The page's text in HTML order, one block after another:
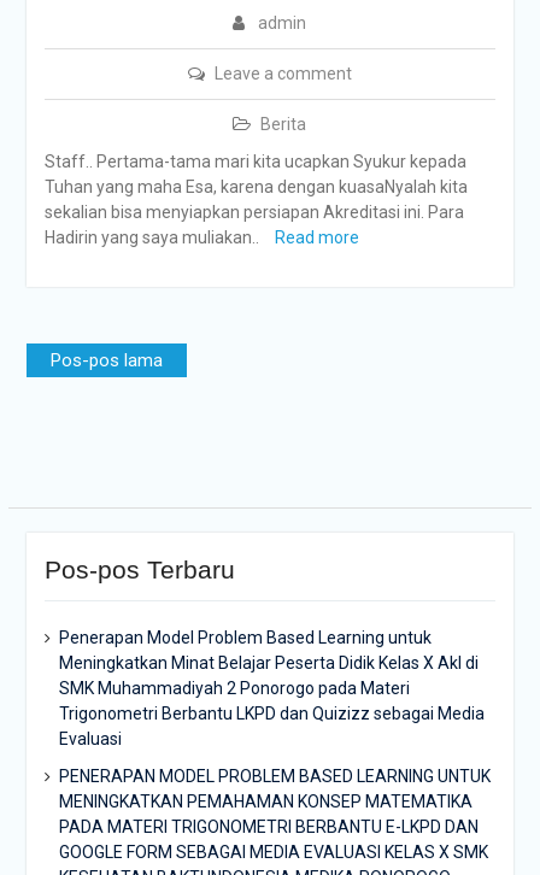
admin
Leave a comment
Berita
Staff.. Pertama-tama mari kita ucapkan Syukur kepada
Tuhan yang maha Esa, karena dengan kuasaNyalah kita
sekalian bisa menyiapkan persiapan Akreditasi ini. Para
Hadirin yang saya muliakan..
Read more
Navigasi
pos
Pos-pos lama
Pos-pos Terbaru
Penerapan Model Problem Based Learning untuk
Meningkatkan Minat Belajar Peserta Didik Kelas X Akl di
SMK Muhammadiyah 2 Ponorogo pada Materi
Trigonometri Berbantu LKPD dan Quizizz sebagai Media
Evaluasi
PENERAPAN MODEL PROBLEM BASED LEARNING UNTUK
MENINGKATKAN PEMAHAMAN KONSEP MATEMATIKA
PADA MATERI TRIGONOMETRI BERBANTU E-LKPD DAN
GOOGLE FORM SEBAGAI MEDIA EVALUASI KELAS X SMK